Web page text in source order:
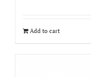
Add to cart